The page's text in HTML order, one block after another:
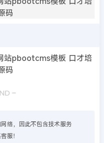
络，因此不包含技术服务
服！